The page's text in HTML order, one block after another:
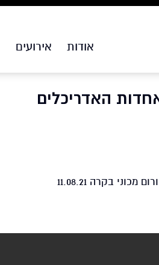
אודות אירועים
בקרה 11.08.21